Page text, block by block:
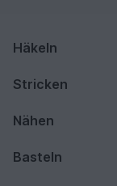
Häkeln
Stricken
Nähen
Basteln